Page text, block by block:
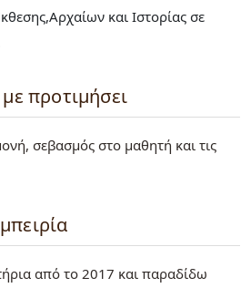
και Ιστορίας σε
προτιμήσει
σεβασμός στο μαθητή και τις
από το 2017 και παραδίδω